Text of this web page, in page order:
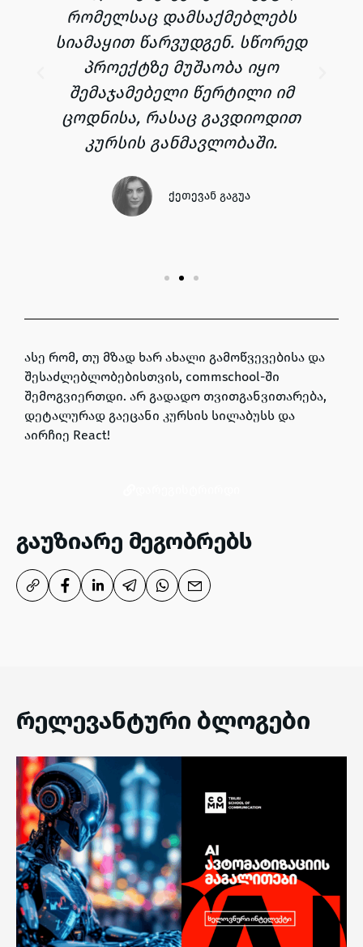
რომელსაც დამსაქმებლებს
სიამაყით წარვუდგენ. სწორედ
პროექტზე მუშაობა იყო
შემაჯამებელი წერტილი იმ
ცოდნისა, რასაც გავდიოდით
კურსის განმავლობაში.
ქეთევან გაგუა
ასე რომ, თუ მზად ხარ ახალი გამოწვევებისა და
შესაძლებლობებისთვის, commschool-ში
შემოგვიერთდი. არ გადადო თვითგანვითარება,
დეტალურად გაეცანი კურსის სილაბუსს და
აირჩიე React!
გაუზიარე მეგობრებს
რელევანტური ბლოგები